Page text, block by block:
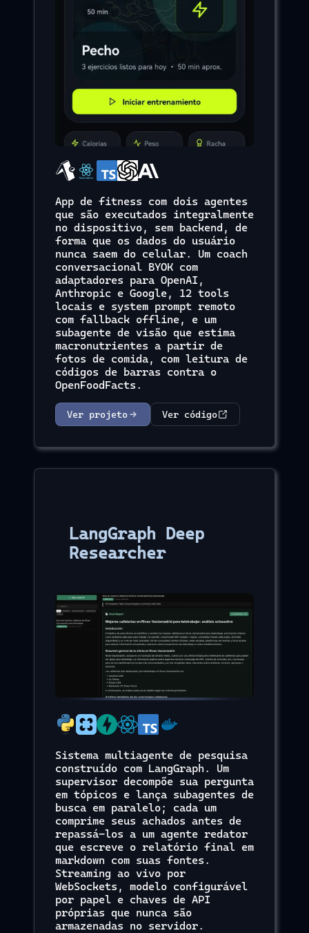
App de fitness com dois agentes
que são executados integralmente
no dispositivo, sem backend, de
forma que os dados do usuário
nunca saem do celular. Um coach
conversacional BYOK com
adaptadores para OpenAI,
Anthropic e Google, 12 tools
locais e system prompt remoto
com fallback offline, e um
subagente de visão que estima
macronutrientes a partir de
fotos de comida, com leitura de
códigos de barras contra o
OpenFoodFacts.
Ver projeto Ver código
LangGraph Deep
Researcher
Sistema multiagente de pesquisa
construído com LangGraph. Um
supervisor decompõe sua pergunta
em tópicos e lança subagentes de
busca em paralelo; cada um
comprime seus achados antes de
repassá-los a um agente redator
que escreve o relatório final em
markdown com suas fontes.
Streaming ao vivo por
WebSockets, modelo configurável
por papel e chaves de API
próprias que nunca são
armazenadas no servidor.